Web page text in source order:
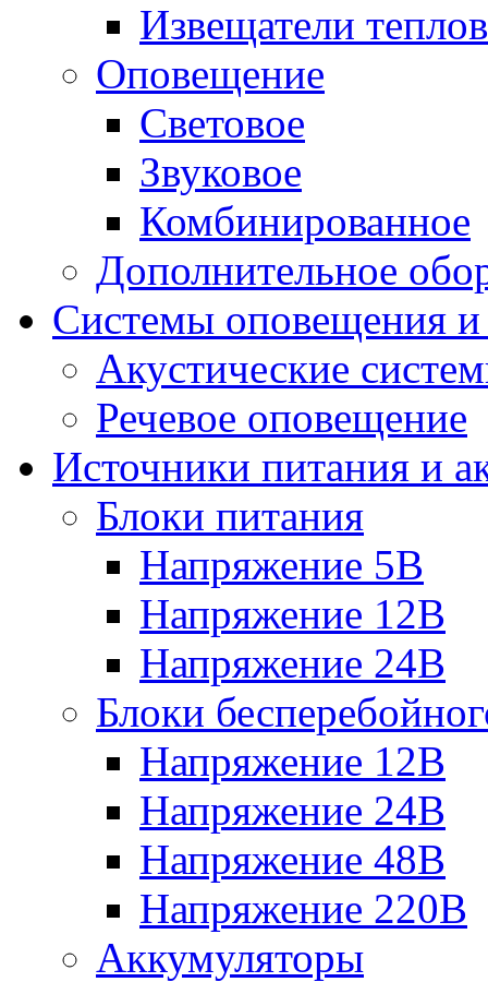
Извещатели
Оповещение
Световое
Звуковое
Комбинированное
Дополнительное
Системы оповещения и
Акустические
Речевое оповещение
Источники питания и
Блоки питания
Напряжение 5В
Напряжение 12В
Напряжение 24В
Блоки
Напряжение 12В
Напряжение 24В
Напряжение 48В
Напряжение 220В
Аккумуляторы